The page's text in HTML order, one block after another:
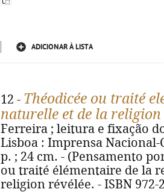
ADICIONAR À LISTA
12 - Théodicée ou traité
naturelle et de la religion
Ferreira ; leitura e fixação
Lisboa : Imprensa Nacional-
p. ; 24 cm. - (Pensamento
ou traité élémentaire de la
religion révélée. - ISBN 972-